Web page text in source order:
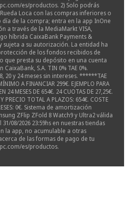
es/productos. 2) Solo podrás
Loca con las compras inferiores o
día de la compra; entra en la app InOne
a través de la MediaMarkt VISA,
híbrida CaixaBank Payments &
y sujeta a su autorización. La entidad ha
de los fondos recibidos de
que presta su depósito en una cuenta
S.A. TIN 0% TAE 0%.
20 y 24 meses sin intereses. ******TAE
A FINANCIAR 299€. EJEMPLO PARA
24 MESES DE 654€. 24 CUOTAS DE 27,25€.
PRECIO TOTAL A PLAZOS: 654€. COSTE
0€. Sistema de amortización
ZFlip ZFold 8 Watch9 y Ultra2 válida
31/08/2026 23:59hs en nuestras tiendas
la app, no acumulable a otras
de las formas de pago de tu
es/productos.